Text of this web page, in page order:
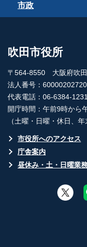
市政
吹田市役所
〒564-8550 大阪府吹
法人番号：
代表電話：06-6384-
開庁時間：午前9時から
（土曜・日曜・休日、年
市役所へのアクセス
庁舎案内
昼休み・土・日曜業